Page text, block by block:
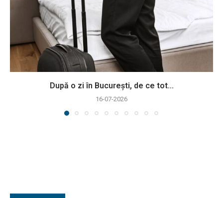
După o zi în București, de ce tot...
16-07-2026